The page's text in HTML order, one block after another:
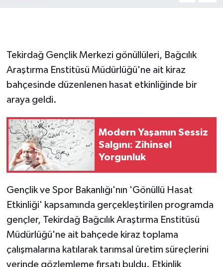
Tekirdağ Gençlik Merkezi gönüllüleri, Bağcılık
Araştırma Enstitüsü Müdürlüğü'ne ait kiraz
bahçesinde düzenlenen hasat etkinliğinde bir
araya geldi.
Modern Yaşamın Sessiz
Salgını: Zihinsel
Yorgunluk
Gençlik ve Spor Bakanlığı'nın 'Gönüllü Hasat
Etkinliği' kapsamında gerçekleştirilen programda
gençler, Tekirdağ Bağcılık Araştırma Enstitüsü
Müdürlüğü'ne ait bahçede kiraz toplama
çalışmalarına katılarak tarımsal üretim süreçlerini
yerinde gözlemleme fırsatı buldu. Etkinlik